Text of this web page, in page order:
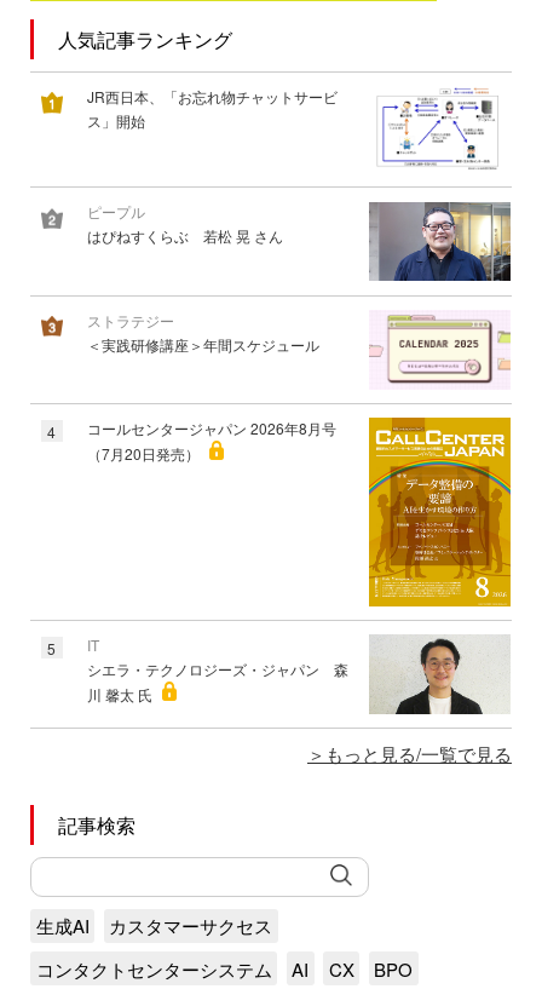
人気記事ランキング
JR西日本、「お忘れ物チャットサービ
ス」開始
ピープル
はぴねすくらぶ 若松 晃 さん
ストラテジー
＜実践研修講座＞年間スケジュール
4
コールセンタージャパン 2026年8月号
（7月20日発売）
5
IT
シエラ・テクノロジーズ・ジャパン 森
川 馨太 氏
もっと見る/一覧で見る
記事検索
生成AI
カスタマーサクセス
コンタクトセンターシステム
AI CX
BPO